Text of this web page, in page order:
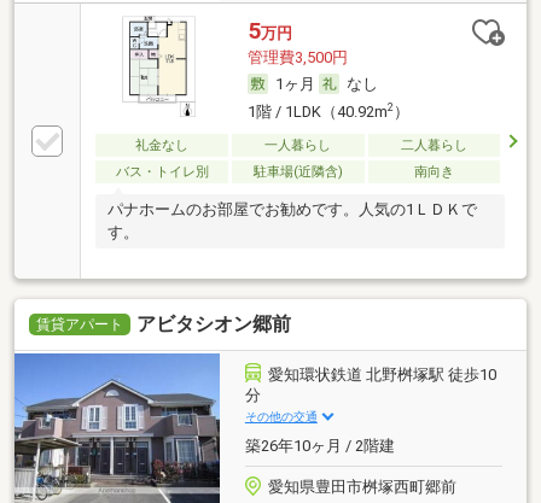
5万円
管理費3,500円
1ヶ月
なし
1階 / 1LDK（40.92m2）
礼金なし 一人暮らし
二人暮らし
バス・トイレ別
駐車場(近隣含) 南向き
パナホームのお部屋でお勧めです。人気の1ＬＤＫで
す。
賃貸アパート アビタシオン郷前
愛知環状鉄道 北野桝塚駅 徒歩10
分
その他の交通
築26年10ヶ月 / 2階建
愛知県豊田市桝塚西町郷前